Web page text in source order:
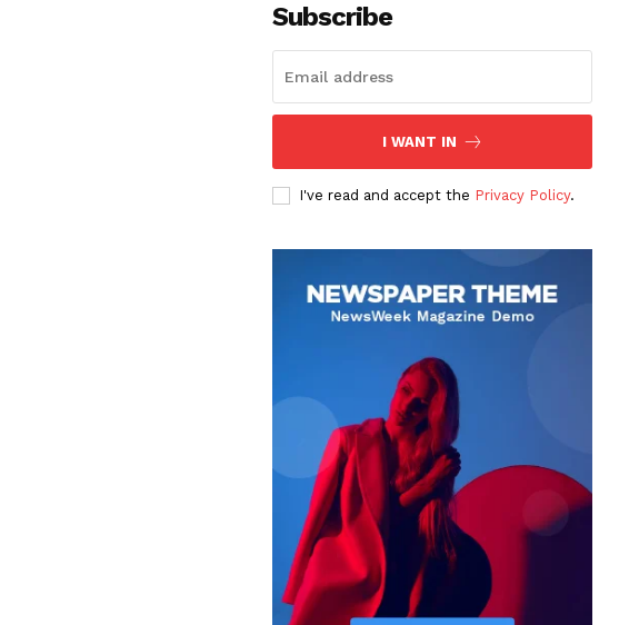
Subscribe
I WANT IN
I've read and accept the Privacy Policy.